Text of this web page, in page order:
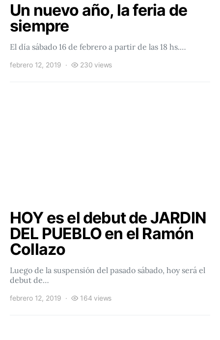
Un nuevo año, la feria de
siempre
El día sábado 16 de febrero a partir de las 18 hs.…
febrero 12, 2019 230 views
HOY es el debut de JARDIN
DEL PUEBLO en el Ramón
Collazo
Luego de la suspensión del pasado sábado, hoy será el
debut de…
febrero 12, 2019 164 views